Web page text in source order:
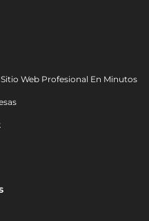
Web Profesional En Minutos